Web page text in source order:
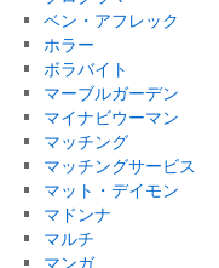
ベン・アフレック
ホラー
ボラバイト
マーブルガーデン
マイナビウーマン
マッチング
マッチングサービス
マット・デイモン
マドンナ
マルチ
マンガ